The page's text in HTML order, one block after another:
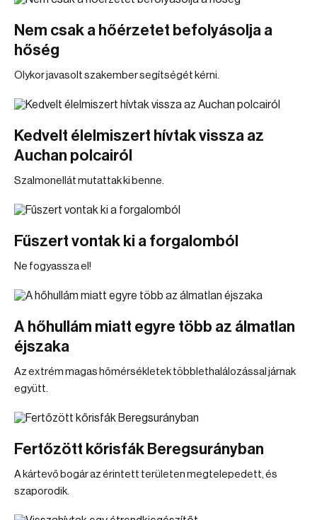
Nem csak a hőérzetet befolyásolja a
hőség
Olykor javasolt szakember segítségét kérni.
Kedvelt élelmiszert hívtak vissza az
Auchan polcairól
Szalmonellát mutattak ki benne.
Fűszert vontak ki a forgalomból
Ne fogyassza el!
A hőhullám miatt egyre több az álmatlan
éjszaka
Az extrém magas hőmérsékletek többlethalálozással járnak
együtt.
Fertőzött kőrisfák Beregsurányban
A kártevő bogár az érintett területen megtelepedett, és
szaporodik.